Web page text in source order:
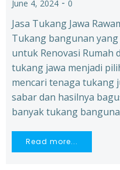
June 4, 2024 0
Jasa Tukang Jawa
Tukang bangunan
untuk Renovasi Rumah
tukang jawa menjadi
mencari tenaga tukang
sabar dan hasilnya
banyak tukang
Read more...